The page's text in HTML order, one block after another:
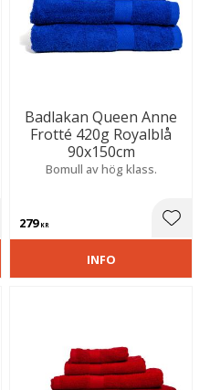
till i favoriter
Badlakan Queen Anne
Frotté 420g Royalblå
90x150cm
Bomull av hög klass.
279KR
INFO